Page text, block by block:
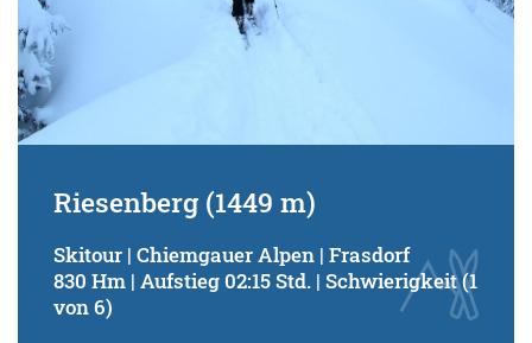
Riesenberg (1449 m)
Skitour | Chiemgauer Alpen | Frasdorf
830 Hm | Aufstieg 02:15 Std. | Schwierigkeit (1
von 6)